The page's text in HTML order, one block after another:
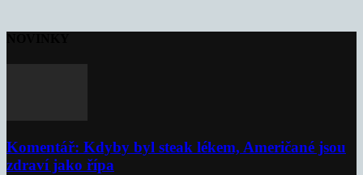
Komentář: Kdyby byl steak lékem, Američané jsou
zdraví jako řípa